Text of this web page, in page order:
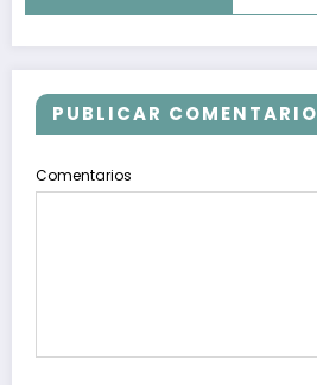
PUBLICAR COMENTARIO
Comentarios